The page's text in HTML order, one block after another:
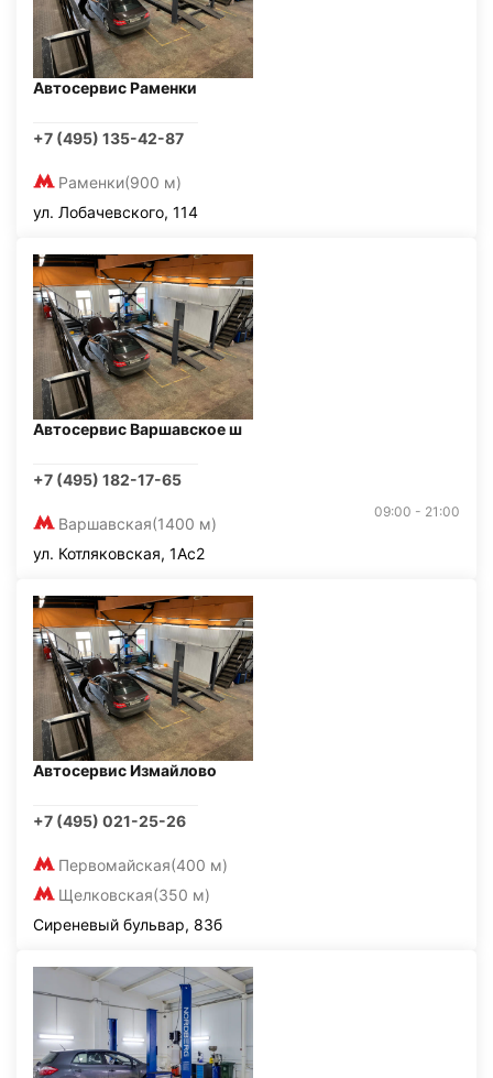
Автосервис Раменки
+7 (495) 135-42-87
Раменки(900 м)
ул. Лобачевского, 114
Автосервис Варшавское ш
+7 (495) 182-17-65
Варшавская(1400 м)
09:00 - 21:00
ул. Котляковская, 1Ас2
Автосервис Измайлово
+7 (495) 021-25-26
Первомайская(400 м)
Щелковская(350 м)
Сиреневый бульвар, 83б